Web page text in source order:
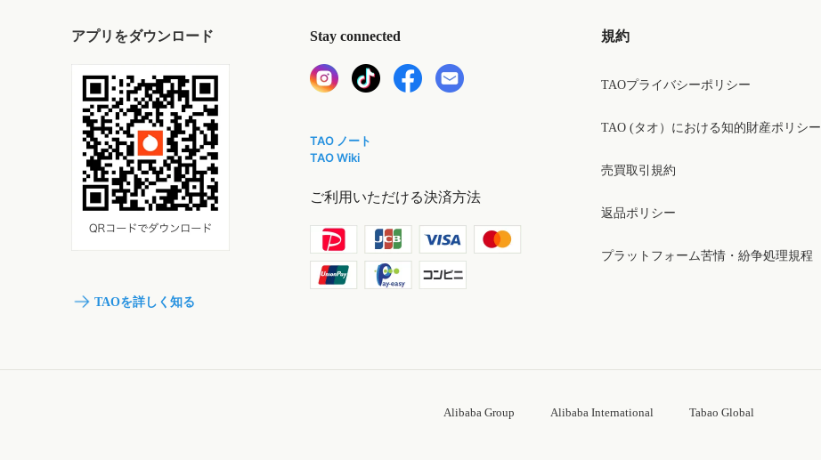
アプリをダウンロード
TAOを詳しく知る
Stay connected
TAO ノート
TAO Wiki
ご利用いただける決済方法
規約
TAOプライバシーポリシー
TAO (タオ）における知的財産ポリシー
売買取引規約
返品ポリシー
プラットフォーム苦情・紛争処理規程
Alibaba Group Alibaba International Tabao Global